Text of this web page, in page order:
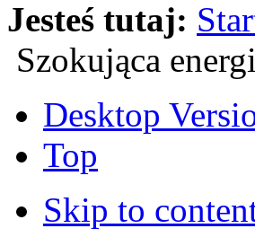
Jesteś tutaj:
Szokująca
Desktop
Top
Skip to